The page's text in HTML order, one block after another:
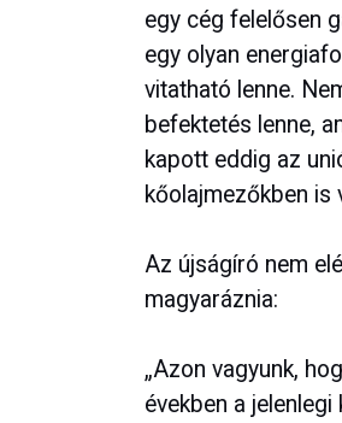
egy cég felelősen
egy olyan
vitatható lenne.
befektetés lenne,
kapott eddig az
kőolajmezőkben is
Az újságíró nem
magyaráznia:
„Azon vagyunk,
években a